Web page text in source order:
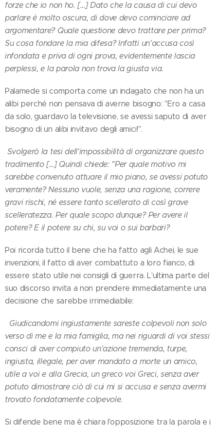
forze che io non ho. […] Dato che la causa di cui devo
parlare è molto oscura, di dove devo cominciare ad
argomentare? Quale questione devo trattare per prima?
Su cosa fondare la mia difesa? Infatti un'accusa così
infondata e priva di ogni prova, evidentemente lascia
perplessi, e la parola non trova la giusta via.
Palamede si comporta come un indagato che non ha un
alibi perché non pensava di averne bisogno: "Ero a casa
da solo, guardavo la televisione, se avessi saputo di aver
bisogno di un alibi invitavo degli amici!".
Svolgerò la tesi dell'impossibilità di organizzare questo
tradimento […] Quindi chiede: "Per quale motivo mi
sarebbe convenuto attuare il mio piano, se avessi potuto
veramente? Nessuno vuole, senza una ragione, correre
gravi rischi, né essere tanto scellerato di così grave
scelleratezza. Per quale scopo dunque? Per avere il
potere? E il potere su chi, su voi o sui barbari?
Poi ricorda tutto il bene che ha fatto agli Achei, le sue
invenzioni, il fatto di aver combattuto a loro fianco, di
essere stato utile nei consigli di guerra. L'ultima parte del
suo discorso invita a non prendere immediatamente una
decisione che sarebbe irrimediabile:
Giudicandomi ingiustamente sareste colpevoli non solo
verso di me e la mia famiglia, ma nei riguardi di voi stessi
consci di aver compiuto un'azione tremenda, turpe,
ingiusta, illegale, per aver mandato a morte un amico,
utile a voi e alla Grecia, un greco voi Greci, senza aver
potuto dimostrare ciò di cui mi si accusa e senza avermi
trovato fondatamente colpevole.
Si difende bene ma è chiara l'opposizione tra la parola e i